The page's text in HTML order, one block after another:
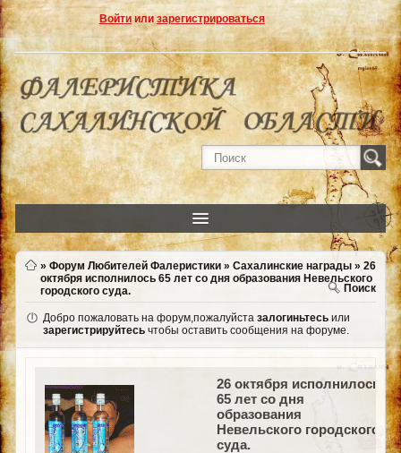
Войтиили зарегистрироваться
» Форум Любителей Фалеристики» Сахалинские награды» 26
октября исполнилось 65 лет со дня образования Невельского
городского суда.
Поиск
Добро пожаловать на форум,пожалуйста залогиньтесьили
зарегистрируйтесьчтобы оставить сообщения на форуме.
26 октября исполнилось
65 лет со дня
образования
Невельского городского
суда.